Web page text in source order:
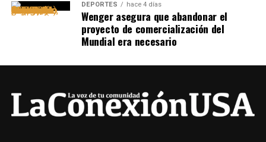
DEPORTES hace 4 días
Wenger asegura que abandonar el
proyecto de comercialización del
Mundial era necesario